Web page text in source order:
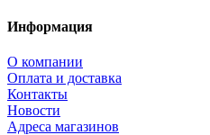
Информация
О компании
Оплата и доставка
Контакты
Новости
Адреса магазинов